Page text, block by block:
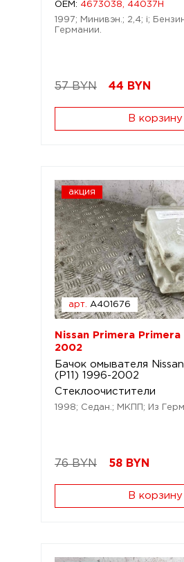
OEM: 4673038, 44037H
1997; Минивэн.; 2,4; i;
Германии.
57 BYN 44 BYN
В корзину
акция
арт. A401676
Nissan Primera Primera
2002
Бачок омывателя
(P11) 1996-2002
Стеклоочистители
1998; Седан.; МКПП; Из
76 BYN 58 BYN
В корзину